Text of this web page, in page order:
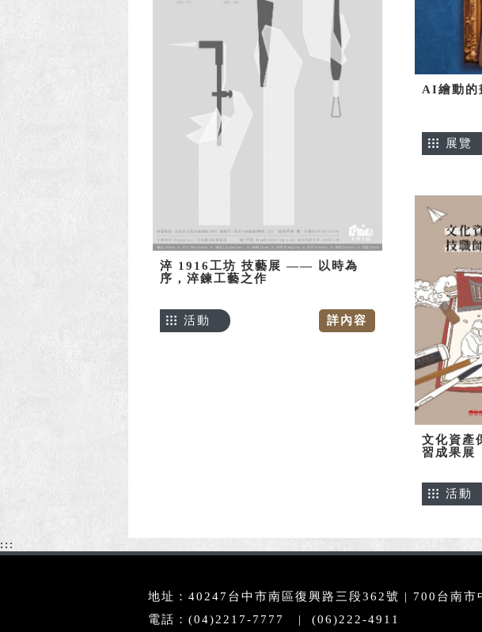
AI繪動的
展覽
淬 1916工坊 技藝展 —— 以時為
序，淬鍊工藝之作
詳內容
活動
文化資產
習成果展
活動
:::
地址：40247台中市南區復興路三段362號 | 700台南市
電話：(04)2217-7777 | (06)222-4911